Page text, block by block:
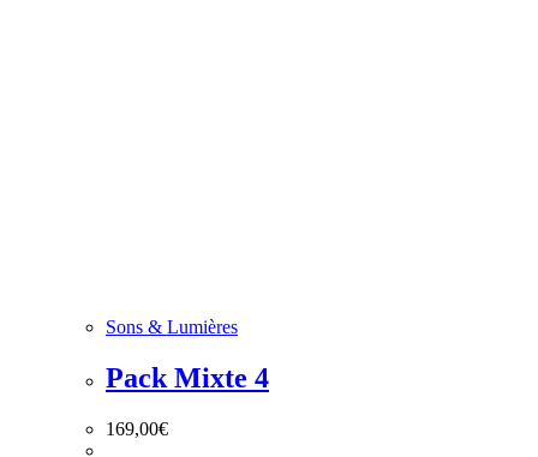
Sons & Lumières
Pack Mixte 4
169,00€